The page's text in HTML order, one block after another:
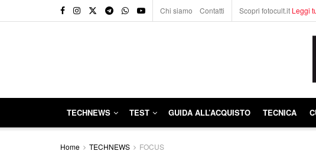
Chi siamo Contatti Scopri fotocult.it Leggi
TECHNEWS TEST GUIDA ALL’ACQUISTO TECNICA
Home TECHNEWS FOCUS